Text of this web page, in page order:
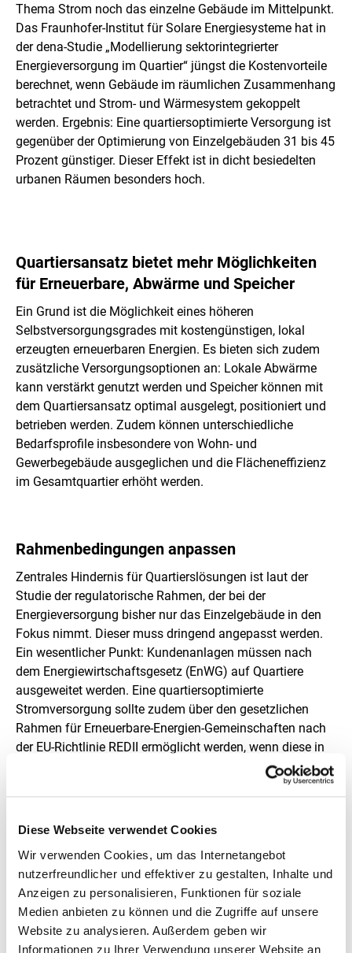
Diese Webseite verwendet Cookies
Wir verwenden Cookies, um das Internetangebot
nutzerfreundlicher und effektiver zu gestalten, Inhalte und
Anzeigen zu personalisieren, Funktionen für soziale
Medien anbieten zu können und die Zugriffe auf unsere
Website zu analysieren. Außerdem geben wir
Informationen zu Ihrer Verwendung unserer Website an
Thema Strom noch das einzelne Gebäude im Mittelpunkt.
Das Fraunhofer-Institut für Solare Energiesysteme hat in
der dena-Studie „Modellierung sektorintegrierter
Energieversorgung im Quartier“ jüngst die Kostenvorteile
berechnet, wenn Gebäude im räumlichen Zusammenhang
betrachtet und Strom- und Wärmesystem gekoppelt
werden. Ergebnis: Eine quartiersoptimierte Versorgung ist
gegenüber der Optimierung von Einzelgebäuden 31 bis 45
Prozent günstiger. Dieser Effekt ist in dicht besiedelten
urbanen Räumen besonders hoch.
Quartiersansatz bietet mehr Möglichkeiten
für Erneuerbare, Abwärme und Speicher
Ein Grund ist die Möglichkeit eines höheren
Selbstversorgungsgrades mit kostengünstigen, lokal
erzeugten erneuerbaren Energien. Es bieten sich zudem
zusätzliche Versorgungsoptionen an: Lokale Abwärme
kann verstärkt genutzt werden und Speicher können mit
dem Quartiersansatz optimal ausgelegt, positioniert und
betrieben werden. Zudem können unterschiedliche
Bedarfsprofile insbesondere von Wohn- und
Gewerbegebäude ausgeglichen und die Flächeneffizienz
im Gesamtquartier erhöht werden.
Rahmenbedingungen anpassen
Zentrales Hindernis für Quartierslösungen ist laut der
Studie der regulatorische Rahmen, der bei der
Energieversorgung bisher nur das Einzelgebäude in den
Fokus nimmt. Dieser muss dringend angepasst werden.
Ein wesentlicher Punkt: Kundenanlagen müssen nach
dem Energiewirtschaftsgesetz (EnWG) auf Quartiere
ausgeweitet werden. Eine quartiersoptimierte
Stromversorgung sollte zudem über den gesetzlichen
Rahmen für Erneuerbare-Energien-Gemeinschaften nach
der EU-Richtlinie REDII ermöglicht werden, wenn diese in
Download der Studie
Die Studie „Modellierung sektorintegrierter
Energieversorgung im Quartier“ ist Teil einer Reihe von
Publikationen zum Thema Quartier, die von der dena
veröffentlicht werden. Diese und alle weiteren bisher